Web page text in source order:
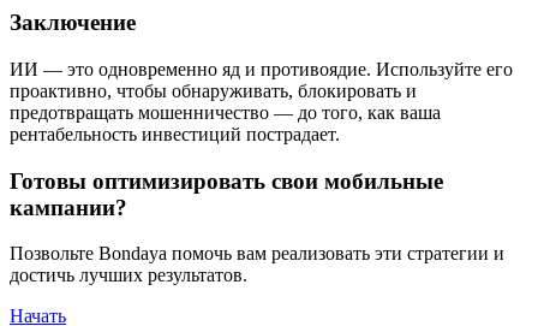
Заключение
ИИ — это одновременно яд и противоядие. Используйте его
проактивно, чтобы обнаруживать, блокировать и
предотвращать мошенничество — до того, как ваша
рентабельность инвестиций пострадает.
Готовы оптимизировать свои мобильные
кампании?
Позвольте Bondaya помочь вам реализовать эти стратегии и
достичь лучших результатов.
Начать